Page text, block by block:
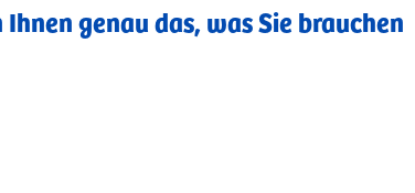
genau das, was Sie brauchen